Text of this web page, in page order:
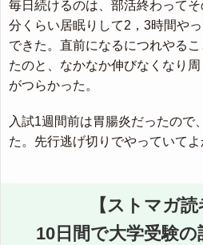
毎日続けるのは、部活終わって
分くらい居眠りして2，3時間や
できた。直前になるにつれやる
たのと、なかなか伸びなくなり
がつらかった。
入試1週間前は胃腸炎だったので
た。先行逃げ切りでやっていてよ
【ストマガ読
10日間で大学受験の